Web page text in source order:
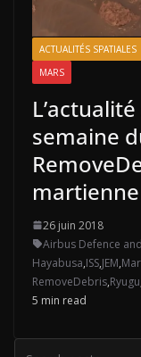
ACTUALITÉS SPATIALES
MARS
semaine
martienne
26 juin 2018
Airbus Defence
Hayabusa,ISS,JEM,
RemoveDebris,Ryugu
5 min read